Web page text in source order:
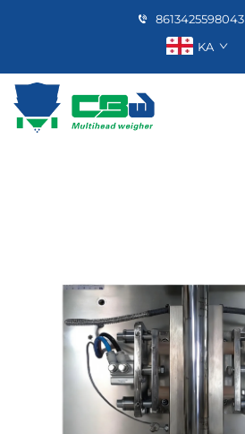
8613425598043
KA